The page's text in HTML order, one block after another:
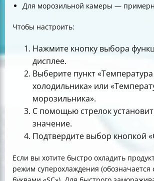
Для морозильной камеры —
Чтобы настроить:
Нажмите кнопку выбора
дисплее.
Выберите пункт «Температура
холодильника» или
морозильника».
С помощью стрелок
значение.
Подтвердите выбор кнопкой
Если вы хотите быстро охладить
режим суперохлаждения (обозначается